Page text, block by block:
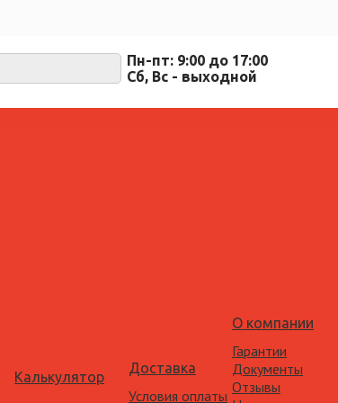
Пн-пт: 9:00 до 17:00
Cб, Вс - выходной
Калькулятор
Доставка
Условия оплаты
О компании
Гарантии
Документы
Отзывы